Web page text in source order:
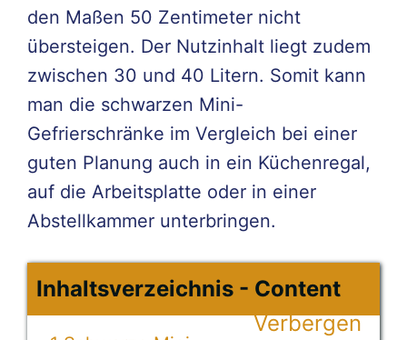
den Maßen 50 Zentimeter nicht
übersteigen. Der Nutzinhalt liegt zudem
zwischen 30 und 40 Litern. Somit kann
man die schwarzen Mini-
Gefrierschränke im Vergleich bei einer
guten Planung auch in ein Küchenregal,
auf die Arbeitsplatte oder in einer
Abstellkammer unterbringen.
Inhaltsverzeichnis - Content
Verbergen